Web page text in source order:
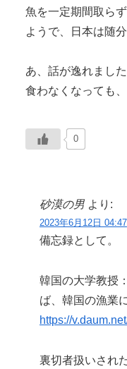
魚を一定期間取ら
ようで、日本は随
あ、話が逸れまし
食わなくなっても
0
砂漠の男 より:
2023年6月12日 04:47
備忘録として。
韓国の大学教授
ば、韓国の漁業
https://
裏切者扱いされ